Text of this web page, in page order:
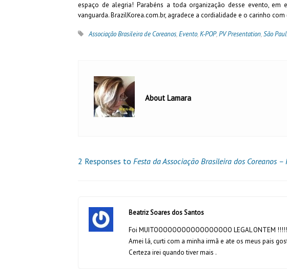
espaço de alegria! Parabéns a toda organização desse evento, em
vanguarda. BrazilKorea.com.br, agradece a cordialidade e o carinho
Associação Brasileira de Coreanos,Evento,K-POP,PV Presentation,São
About Lamara
2 Responses to Festa da Associação Brasileira dos Coreanos –
Beatriz Soares dos Santos
Foi MUITOOOOOOOOOOOOOOOOO LEGAL ONTEM
Amei lá, curti com a minha irmã e ate os meus pais
Certeza irei quando tiver mais .